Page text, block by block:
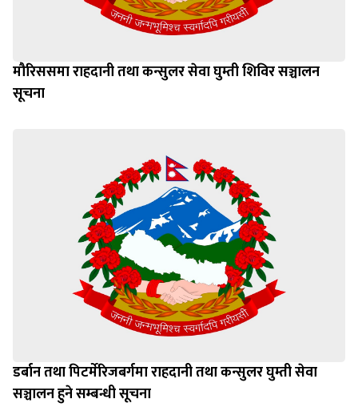
मौरिससमा राहदानी तथा कन्सुलर सेवा घुम्ती शिविर सञ्चालन
सूचना
डर्बान तथा पिटर्मेरिजबर्गमा राहदानी तथा कन्सुलर घुम्ती सेवा
सञ्चालन हुने सम्बन्धी सूचना